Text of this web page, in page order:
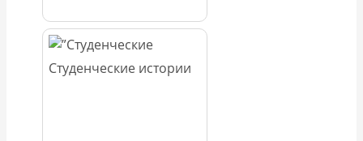
Студенческие истории